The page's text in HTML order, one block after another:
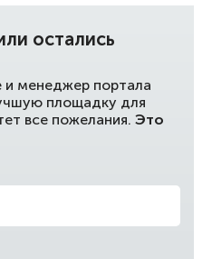
остались
менеджер портала
площадку для
все пожелания. Это